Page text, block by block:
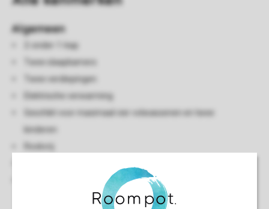
Algemeen
2-onder-1-kap
Twee slaapkamers
Twee verdiepingen
Elektrische verwarming
Geschikt voor maximaal vier volwassenen en twee
kinderen
Rookvrij
Voor dit accommodatietype kan er bij aankomst een
borgsom gevraagd worden van £ 100